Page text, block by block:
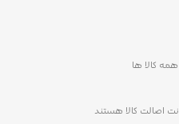
کالا ها
اصالت کالا هستند